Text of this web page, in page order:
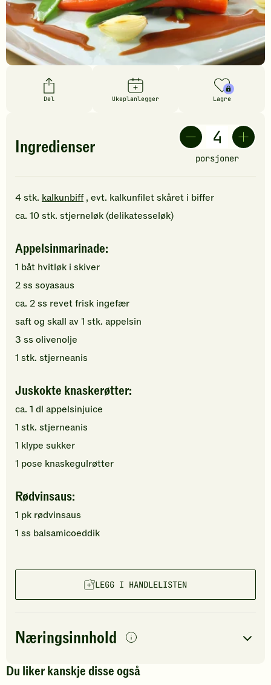
Del Ukeplanlegger Lagre
Ingredienser
porsjoner
4stk. kalkunbiff , evt. kalkunfilet skåret i biffer
ca. 10stk. stjerneløk (delikatesseløk)
Appelsinmarinade:
1 båt hvitløk i skiver
2ss soyasaus
ca. 2ss revetfrisk ingefær
saft og skall av1 stk. appelsin
3 ss olivenolje
1 stk. stjerneanis
Juskokte knaskerøtter:
ca. 1 dl appelsinjuice
1 stk. stjerneanis
1 klype sukker
1 pose knaskegulrøtter
Rødvinsaus:
1 pk rødvinsaus
1 ss balsamicoeddik
LEGG I HANDLELISTEN
Næringsinnhold
per porsjon
Du liker kanskje disse også